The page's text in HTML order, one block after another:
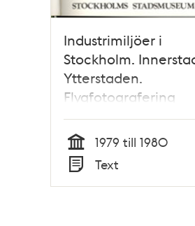
Industrimiljöer i
Stockholm.
Ytterstaden.
Flygfotografering
Tid
1979 till 1980
Typ
Text